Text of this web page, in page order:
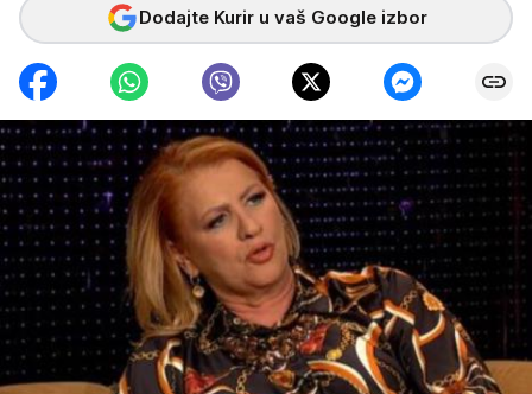
Dodajte Kurir u vaš Google izbor